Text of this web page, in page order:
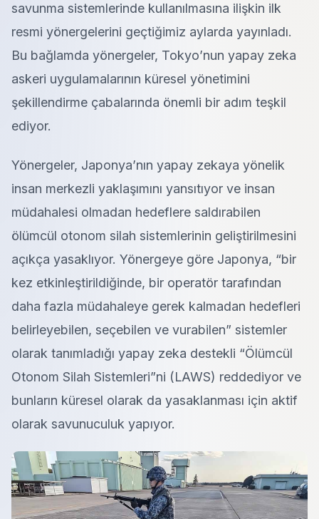
savunma sistemlerinde kullanılmasına ilişkin ilk
resmi yönergelerini geçtiğimiz aylarda yayınladı.
Bu bağlamda yönergeler, Tokyo’nun yapay zeka
askeri uygulamalarının küresel yönetimini
şekillendirme çabalarında önemli bir adım teşkil
ediyor.
Yönergeler, Japonya’nın yapay zekaya yönelik
insan merkezli yaklaşımını yansıtıyor ve insan
müdahalesi olmadan hedeflere saldırabilen
ölümcül otonom silah sistemlerinin geliştirilmesini
açıkça yasaklıyor. Yönergeye göre Japonya, “bir
kez etkinleştirildiğinde, bir operatör tarafından
daha fazla müdahaleye gerek kalmadan hedefleri
belirleyebilen, seçebilen ve vurabilen” sistemler
olarak tanımladığı yapay zeka destekli “Ölümcül
Otonom Silah Sistemleri”ni (LAWS) reddediyor ve
bunların küresel olarak da yasaklanması için aktif
olarak savunuculuk yapıyor.